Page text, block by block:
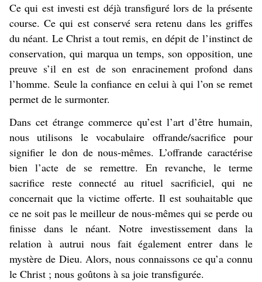
Ce qui est investi est déjà transfiguré lors de la présente
course. Ce qui est conservé sera retenu dans les griffes
du néant. Le Christ a tout remis, en dépit de l’instinct de
conservation, qui marqua un temps, son opposition, une
preuve s’il en est de son enracinement profond dans
l’homme. Seule la confiance en celui à qui l’on se remet
permet de le surmonter.
Dans cet étrange commerce qu’est l’art d’être humain,
nous utilisons le vocabulaire offrande/sacrifice pour
signifier le don de nous-mêmes. L’offrande caractérise
bien l’acte de se remettre. En revanche, le terme
sacrifice reste connecté au rituel sacrificiel, qui ne
concernait que la victime offerte. Il est souhaitable que
ce ne soit pas le meilleur de nous-mêmes qui se perde ou
finisse dans le néant. Notre investissement dans la
relation à autrui nous fait également entrer dans le
mystère de Dieu. Alors, nous connaissons ce qu’a connu
le Christ ; nous goûtons à sa joie transfigurée.